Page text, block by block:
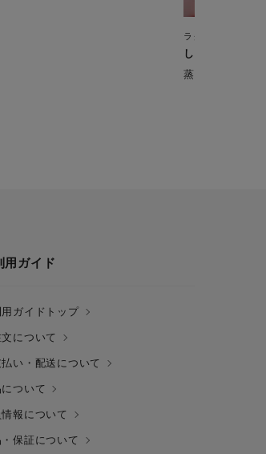
ラクラ・クッカー
しゅうまい
蒸し器いらず！
用ガイド
用ガイドトップ
文について
払い・配送について
ついて
報について
・保証について